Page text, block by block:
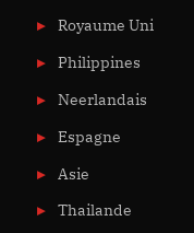
Royaume Uni
Philippines
Neerlandais
Espagne
Asie
Thailande